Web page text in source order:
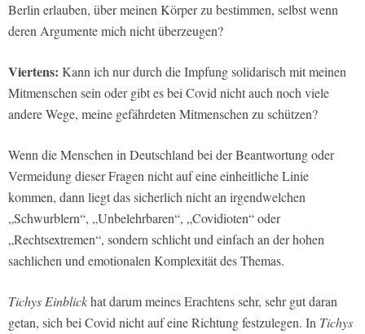
Berlin erlauben, über meinen Körper zu bestimmen, selbst wenn
deren Argumente mich nicht überzeugen?
Viertens: Kann ich nur durch die Impfung solidarisch mit meinen
Mitmenschen sein oder gibt es bei Covid nicht auch noch viele
andere Wege, meine gefährdeten Mitmenschen zu schützen?
Wenn die Menschen in Deutschland bei der Beantwortung oder
Vermeidung dieser Fragen nicht auf eine einheitliche Linie
kommen, dann liegt das sicherlich nicht an irgendwelchen
„Schwurblern“, „Unbelehrbaren“, „Covidioten“ oder
„Rechtsextremen“, sondern schlicht und einfach an der hohen
sachlichen und emotionalen Komplexität des Themas.
Tichys Einblickhat darum meines Erachtens sehr, sehr gut daran
getan, sich bei Covid nicht auf eine Richtung festzulegen. In Tichys